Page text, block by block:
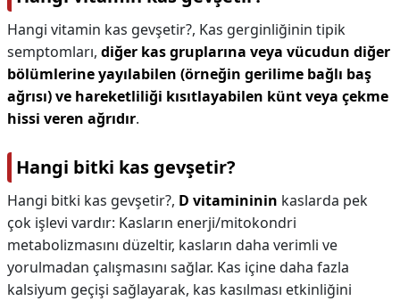
Hangi vitamin kas gevşetir?, Kas gerginliğinin tipik
semptomları, diğer kas gruplarına veya vücudun diğer
bölümlerine yayılabilen (örneğin gerilime bağlı baş
ağrısı) ve hareketliliği kısıtlayabilen künt veya çekme
hissi veren ağrıdır.
Hangi bitki kas gevşetir?
Hangi bitki kas gevşetir?, D vitamininin kaslarda pek
çok işlevi vardır: Kasların enerji/mitokondri
metabolizmasını düzeltir, kasların daha verimli ve
yorulmadan çalışmasını sağlar. Kas içine daha fazla
kalsiyum geçişi sağlayarak, kas kasılması etkinliğini